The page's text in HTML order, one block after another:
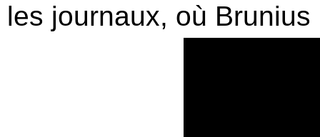
les journaux, où Brunius